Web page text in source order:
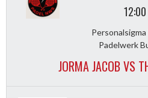
12:00
Padelwerk
JORMA JACOB VS